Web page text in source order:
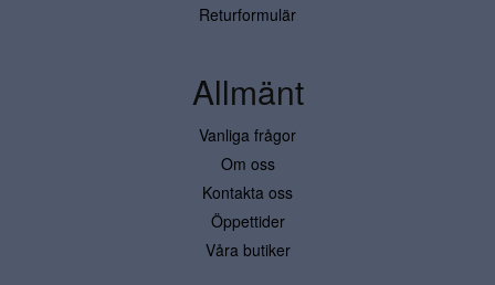
Returformulär
Allmänt
Vanliga frågor
Om oss
Kontakta oss
Öppettider
Våra butiker